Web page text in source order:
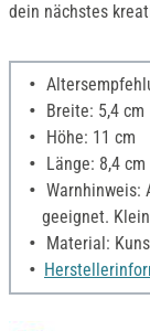
dein nächstes
Breite: 5,4 cm
Höhe: 11 cm
Länge: 8,4 cm
Warnhinweis:
geeignet.
Material: